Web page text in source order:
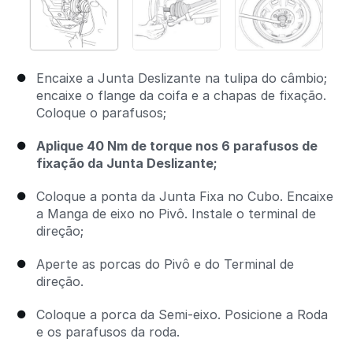
Encaixe a Junta Deslizante na tulipa do câmbio;
encaixe o flange da coifa e a chapas de fixação.
Coloque o parafusos;
Aplique 40 Nm de torque nos 6 parafusos de
fixação da Junta Deslizante;
Coloque a ponta da Junta Fixa no Cubo. Encaixe
a Manga de eixo no Pivô. Instale o terminal de
direção;
Aperte as porcas do Pivô e do Terminal de
direção.
Coloque a porca da Semi-eixo. Posicione a Roda
e os parafusos da roda.